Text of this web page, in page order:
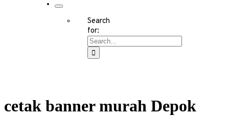
Search
for:
cetak banner murah Depok